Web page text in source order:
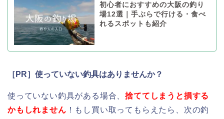
初心者におすすめの大阪の釣り
場12選｜手ぶらで行ける・食べ
れるスポットも紹介
［PR］使っていない釣具はありませんか？
使っていない釣具がある場合、捨ててしまうと損する
かもしれません ！もし買い取ってもらえたら、次の釣